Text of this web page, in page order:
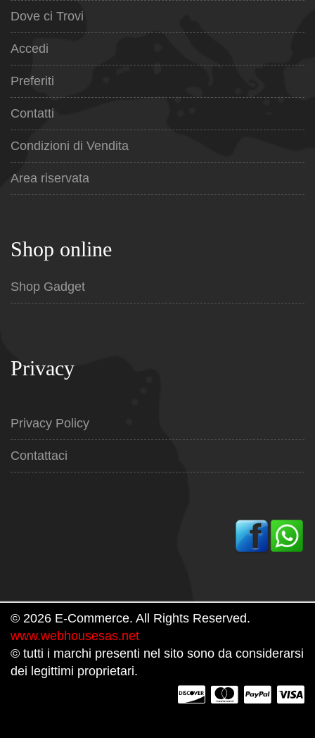
Dove ci Trovi
Accedi
Preferiti
Contatti
Condizioni di Vendita
Area riservata
Shop online
Shop Gadget
Privacy
Privacy Policy
Contattaci
© 2026 E-Commerce. All Rights Reserved.
www.webhousesas.net
© tutti i marchi presenti nel sito sono da considerarsi
dei legittimi proprietari.